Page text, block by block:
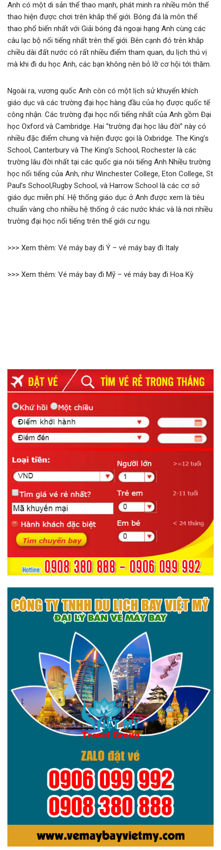
Anh có một di sản thể thao mạnh, phát minh ra nhiều môn thể
thao hiện được chơi trên khắp thế giới. Bóng đá là môn thể
thao phổ biến nhất với Giải bóng đá ngoại hạng Anh cùng các
câu lạc bộ nổi tiếng nhất trên thế giới. Bên cạnh đó trên khắp
chiều dài đất nước có rất nhiều điểm tham quan, du lịch thú vị
mà khi đi du học Anh, các bạn không nên bỏ lỡ cơ hội tới thăm.
Ngoài ra, vương quốc Anh còn có một lịch sử khuyến khích
giáo dục và các trường đại học hàng đầu của họ được quốc tế
công nhận. Các trường đại học nổi tiếng nhất của Anh gồm Đại
học Oxford và Cambridge. Hai “trường đại học lâu đời” này có
nhiều đặc điểm chung và hiện được gọi là Oxbridge. The King’s
School, Canterbury và The King’s School, Rochester là các
trường lâu đời nhất tại các quốc gia nói tiếng Anh Nhiều trường
học nổi tiếng của Anh, như Winchester College, Eton College, St
Paul’s School,Rugby School, và Harrow School là các cơ sở
giáo dục miễn phí. Hệ thống giáo dục ở Anh được xem là tiêu
chuẩn vàng cho nhiều hệ thống ở các nước khác và là nơi nhiều
trường đại học nổi tiếng trên thế giới cư ngụ.
>>> Xem thêm: Vé máy bay đi Ý – vé máy bay đi Italy
>>> Xem thêm: Vé máy bay đi Mỹ – vé máy bay đi Hoa Kỳ